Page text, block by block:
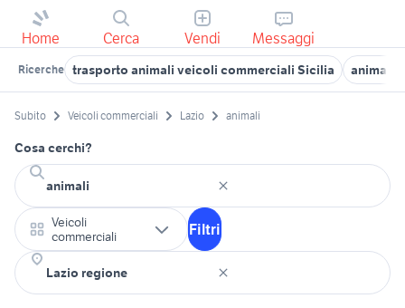
Home Cerca Vendi Messaggi
Ricerche trasporto animali veicoli commerciali Sicilia animali
Subito Veicoli commerciali Lazio animali
Cosa cerchi?
Veicoli
commerciali
Filtri